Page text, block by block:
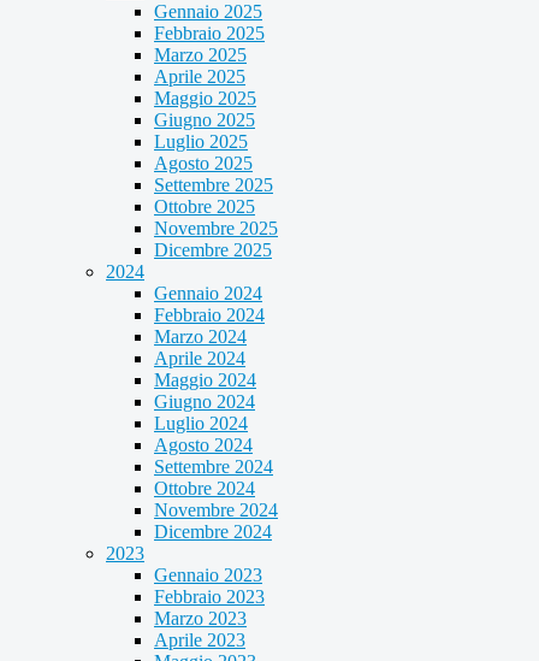
Gennaio 2025
Febbraio 2025
Marzo 2025
Aprile 2025
Maggio 2025
Giugno 2025
Luglio 2025
Agosto 2025
Settembre 2025
Ottobre 2025
Novembre 2025
Dicembre 2025
2024
Gennaio 2024
Febbraio 2024
Marzo 2024
Aprile 2024
Maggio 2024
Giugno 2024
Luglio 2024
Agosto 2024
Settembre 2024
Ottobre 2024
Novembre 2024
Dicembre 2024
2023
Gennaio 2023
Febbraio 2023
Marzo 2023
Aprile 2023